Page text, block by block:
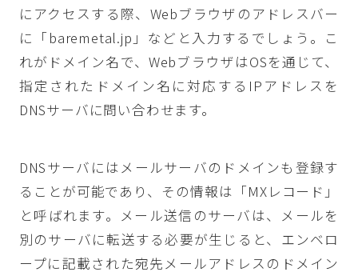
にアクセスする際、Webブラウザのアドレスバー
に「baremetal.jp」などと入力するでしょう。こ
れがドメイン名で、WebブラウザはOSを通じて、
指定されたドメイン名に対応するIPアドレスを
DNSサーバに問い合わせます。
DNSサーバにはメールサーバのドメインも登録す
ることが可能であり、その情報は「MXレコード」
と呼ばれます。メール送信のサーバは、メールを
別のサーバに転送する必要が生じると、エンベロ
ープに記載された宛先メールアドレスのドメイン